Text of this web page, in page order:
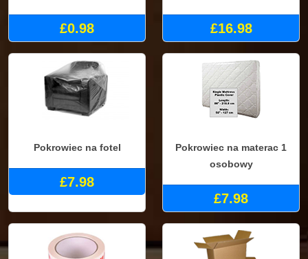
£0.98 £16.98
Pokrowiec na fotel
£7.98
Pokrowiec na materac 1
osobowy
£7.98